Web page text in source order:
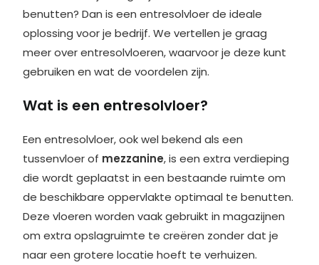
benutten? Dan is een entresolvloer de ideale
oplossing voor je bedrijf. We vertellen je graag
meer over entresolvloeren, waarvoor je deze kunt
gebruiken en wat de voordelen zijn.
Wat is een entresolvloer?
Een entresolvloer, ook wel bekend als een
tussenvloer of mezzanine, is een extra verdieping
die wordt geplaatst in een bestaande ruimte om
de beschikbare oppervlakte optimaal te benutten.
Deze vloeren worden vaak gebruikt in magazijnen
om extra opslagruimte te creëren zonder dat je
naar een grotere locatie hoeft te verhuizen.